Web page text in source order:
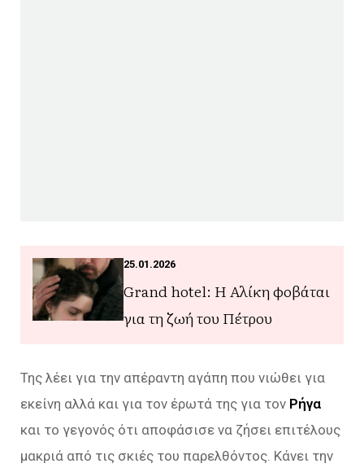
25.01.2026
Grand hotel: Η Αλίκη φοβάται
για τη ζωή του Πέτρου
Της λέει για την απέραντη αγάπη που νιώθει για
εκείνη αλλά και για τον έρωτά της για τον Ρήγα
και το γεγονός ότι αποφάσισε να ζήσει επιτέλους
μακριά από τις σκιές του παρελθόντος. Κάνει την